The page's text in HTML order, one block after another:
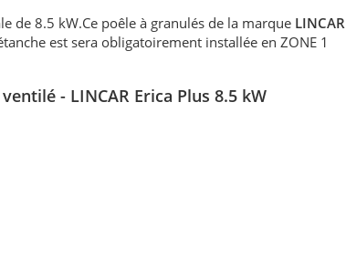
de 8.5 kW.Ce poêle à granulés de la marque LINCAR
est sera obligatoirement installée en ZONE 1
- LINCAR Erica Plus 8.5 kW